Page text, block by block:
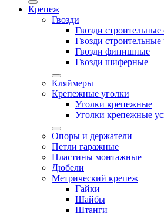
Крепеж
Гвозди
Гвозди
Гвозди
Гвозди финишные
Гвозди шиферные
Кляймеры
Крепежные уголки
Уголки крепежные
Уголки крепежные
Опоры и держатели
Петли гаражные
Пластины монтажные
Дюбели
Метрический крепеж
Гайки
Шайбы
Штанги